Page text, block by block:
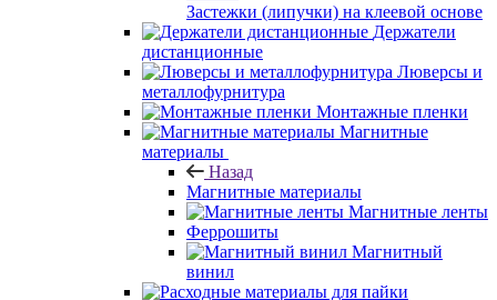
Застежки (липучки) на клеевой основе
Держатели
дистанционные
Люверсы и
металлофурнитура
Монтажные пленки
Магнитные
материалы
Назад
Магнитные материалы
Магнитные ленты
Феррошиты
Магнитный
винил